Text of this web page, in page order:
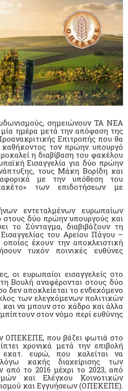
σημειώνουν ΤΑ ΝΕΑ
ημέρα μετά την απόφαση της
Επιτροπής που θα
καθήκοντος τον πρώην υπουργό
η διαβίβαση του φακέλου
Εισαγγελία για δύο πρώην
τους Μάκη Βορίδη και
με την υπόθεση του
των επιδοτήσεων με
εντεταλμένων ευρωπαίων
στους δύο πρώην υπουργούς και
το Σύνταγμα, διαβιβάζουν τη
του Αρείου Πάγου –
έχουν την αποκλειστική
τυχόν ποινικές ευθύνες
οι ευρωπαίοι εισαγγελείς στο
Βουλή αναφέρονται στους δύο
δεν αποκλείεται το ενδεχόμενο
των ελεγχόμενων πολιτικών
να μπουν στο κάδρο και άλλα
στον νόμο περί ευθύνης
ΟΠΕΚΕΠΕ, που βάζει φωτιά στο
χρονικά μετά την επιβολή
ευρώ, που καλείται να
κακής διαχείρισης των
από το 2016 μέχρι το 2023, από
και Ελέγχου Κοινοτικών
και Εγγυήσεων (ΟΠΕΚΕΠΕ).